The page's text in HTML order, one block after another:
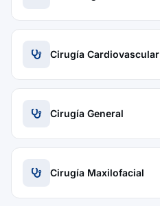
Cirugía Cardiovascular
Cirugía General
Cirugía Maxilofacial